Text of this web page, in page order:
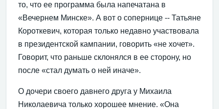
то, что ее программа была напечатана в
«Вечернем Минске». А вот о сопернице -- Татьяне
Короткевич, которая только недавно участвовала
в президентской кампании, говорить «не хочет».
Говорит, что раньше склонялся в ее сторону, но
после «стал думать о ней иначе».
О дочери своего давнего друга у Михаила
Николаевича только хорошее мнение. «Она